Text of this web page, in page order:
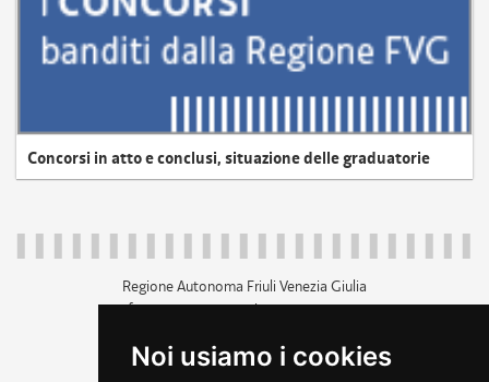
Noi usiamo i cookies
Concorsi in atto e conclusi, situazione delle graduatorie
Regione Autonoma Friuli Venezia Giulia
c.f. 80014930327; p.iva 00526040324
+39 040 3771111